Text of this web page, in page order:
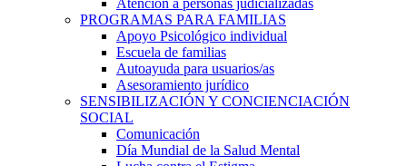
Atención a personas judicializadas
PROGRAMAS PARA FAMILIAS
Apoyo Psicológico individual
Escuela de familias
Autoayuda para usuarios/as
Asesoramiento jurídico
SENSIBILIZACIÓN Y CONCIENCIACIÓN
SOCIAL
Comunicación
Día Mundial de la Salud Mental